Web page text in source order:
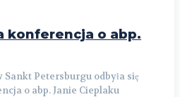
konferencja o abp.
Sankt Petersburgu odbyła się
o abp. Janie Cieplaku